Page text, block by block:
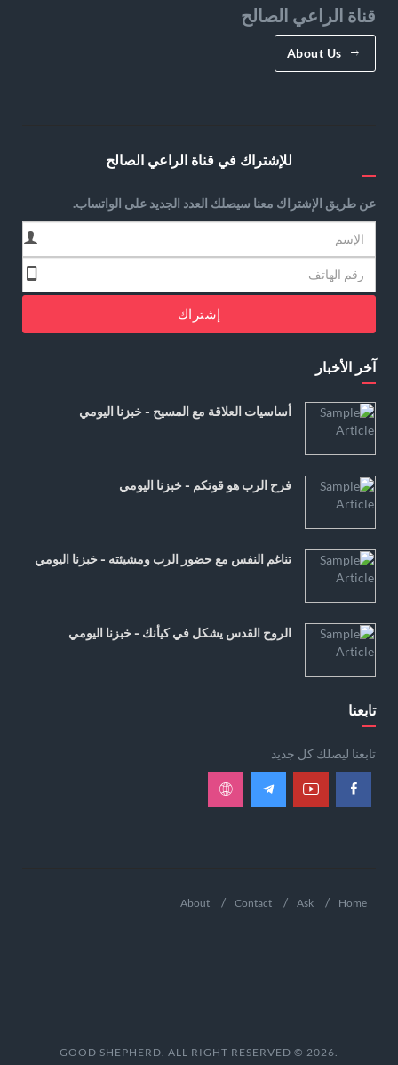
قناة الراعي الصالح
About Us
للإشتراك في قناة الراعي الصالح
عن طريق الإشتراك معنا سيصلك العدد الجديد على الواتساب.
إشتراك
آخر الأخبار
أساسيات العلاقة مع المسيح - خبزنا اليومي
فرح الرب هو قوتكم - خبزنا اليومي
تناغم النفس مع حضور الرب ومشيئته - خبزنا اليومي
الروح القدس يشكل في كيأنك - خبزنا اليومي
تابعنا
تابعنا ليصلك كل جديد
Home
Ask
Contact
About